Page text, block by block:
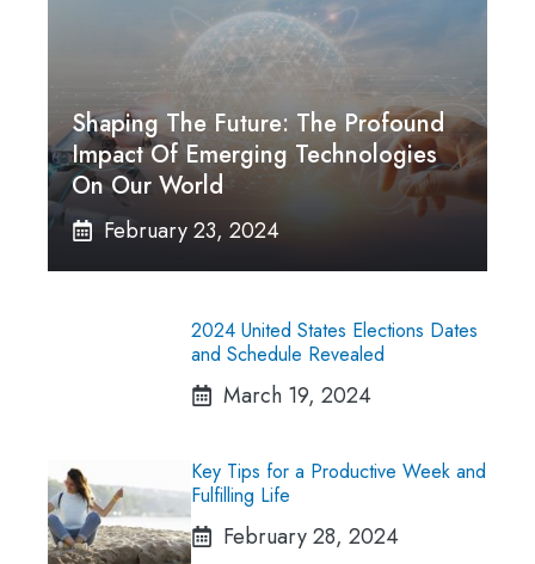
Shaping The Future: The Profound
Impact Of Emerging Technologies
On Our World
February 23, 2024
2024 United States Elections Dates
and Schedule Revealed
March 19, 2024
Key Tips for a Productive Week and
Fulfilling Life
February 28, 2024